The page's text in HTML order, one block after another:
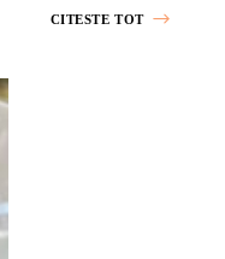
CITESTE TOT